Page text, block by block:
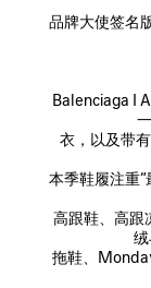
品牌大使签名
Balenciaga I
衣，以及带
本季鞋履注重
高跟鞋、高跟
拖鞋、